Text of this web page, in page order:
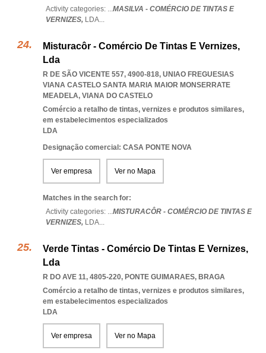
Activity categories: ...MASILVA - COMÉRCIO DE TINTAS E
VERNIZES, LDA...
Misturacôr - Comércio De Tintas E Vernizes,
Lda
R DE SÃO VICENTE 557, 4900-818, UNIAO FREGUESIAS
VIANA CASTELO SANTA MARIA MAIOR MONSERRATE
MEADELA, VIANA DO CASTELO
Comércio a retalho de tintas, vernizes e produtos similares,
em estabelecimentos especializados
LDA
Designação comercial: CASA PONTE NOVA
Ver empresa Ver no Mapa
Matches in the search for:
Activity categories: ...MISTURACÔR - COMÉRCIO DE TINTAS E
VERNIZES, LDA...
Verde Tintas - Comércio De Tintas E Vernizes,
Lda
R DO AVE 11, 4805-220, PONTE GUIMARAES, BRAGA
Comércio a retalho de tintas, vernizes e produtos similares,
em estabelecimentos especializados
LDA
Ver empresa Ver no Mapa